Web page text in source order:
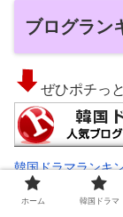
ブログラン
ぜひポチっ
韓国ドラマランキ
ホーム 韓国ドラマ